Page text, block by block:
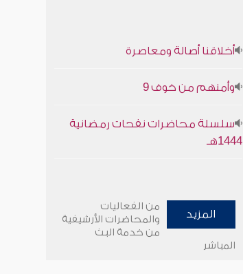
أخلاقنا أصالة ومعاصرة
وأمنهم من خوف 9
سلسلة محاضرات نفحات رمضانية
1444هـ
المزيد
من الفعاليات
والمحاضرات الأرشيفية
من خدمة البث
المباشر